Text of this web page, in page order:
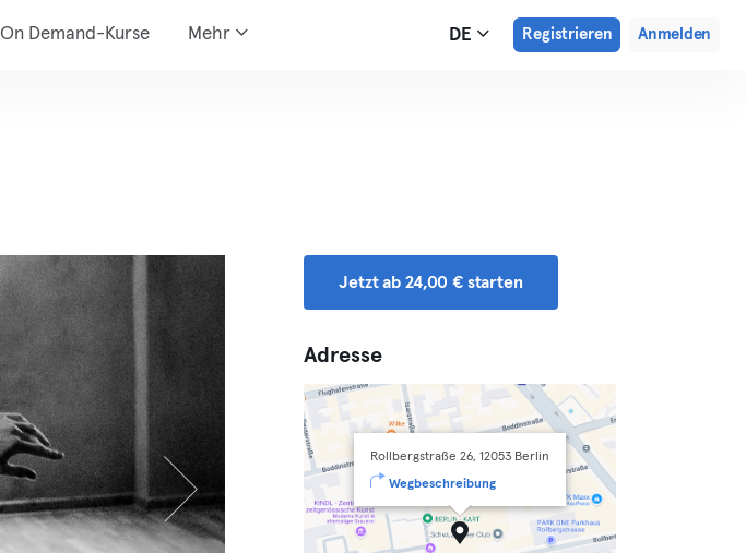
On Demand-Kurse Mehr DE Registrieren Anmelden
Jetzt ab 24,00 € starten
Adresse
Rollbergstraße 26, 12053 Berlin
Wegbeschreibung